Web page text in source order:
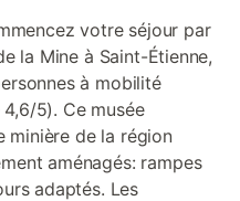
votre séjour par
la Mine à Saint-Étienne,
à mobilité
5). Ce musée
minière de la région
aménagés: rampes
adaptés. Les